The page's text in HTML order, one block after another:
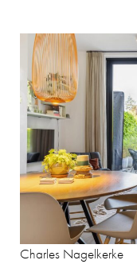
Charles Nagelkerke